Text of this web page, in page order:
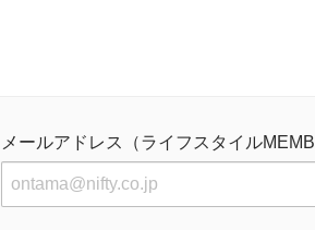
メールアドレス（ライフスタイル